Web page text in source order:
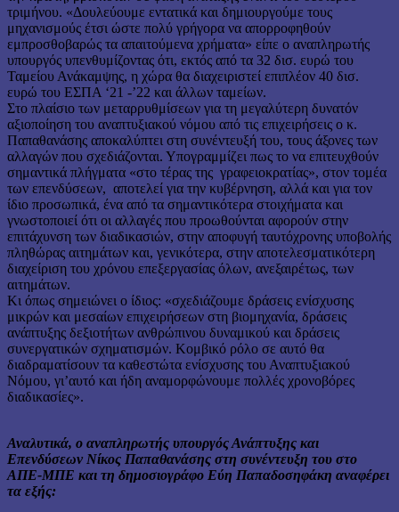
τριμήνου. «Δουλεύουμε εντατικά και δημιουργούμε τους
μηχανισμούς έτσι ώστε πολύ γρήγορα να απορροφηθούν
εμπροσθοβαρώς τα απαιτούμενα χρήματα» είπε ο αναπληρωτής
υπουργός υπενθυμίζοντας ότι, εκτός από τα 32 δισ. ευρώ του
Ταμείου Ανάκαμψης, η χώρα θα διαχειριστεί επιπλέον 40 δισ.
ευρώ του ΕΣΠΑ ‘21 -’22 και άλλων ταμείων.
Στο πλαίσιο των μεταρρυθμίσεων για τη μεγαλύτερη δυνατόν
αξιοποίηση του αναπτυξιακού νόμου από τις επιχειρήσεις ο κ.
Παπαθανάσης αποκαλύπτει στη συνέντευξή του, τους άξονες των
αλλαγών που σχεδιάζονται. Υπογραμμίζει πως το να επιτευχθούν
σημαντικά πλήγματα «στο τέρας της γραφειοκρατίας», στον τομέα
των επενδύσεων, αποτελεί για την κυβέρνηση, αλλά και για τον
ίδιο προσωπικά, ένα από τα σημαντικότερα στοιχήματα και
γνωστοποιεί ότι οι αλλαγές που προωθούνται αφορούν στην
επιτάχυνση των διαδικασιών, στην αποφυγή ταυτόχρονης υποβολής
πληθώρας αιτημάτων και, γενικότερα, στην αποτελεσματικότερη
διαχείριση του χρόνου επεξεργασίας όλων, ανεξαιρέτως, των
αιτημάτων.
Κι όπως σημειώνει ο ίδιος: «σχεδιάζουμε δράσεις ενίσχυσης
μικρών και μεσαίων επιχειρήσεων στη βιομηχανία, δράσεις
ανάπτυξης δεξιοτήτων ανθρώπινου δυναμικού και δράσεις
συνεργατικών σχηματισμών. Κομβικό ρόλο σε αυτό θα
διαδραματίσουν τα καθεστώτα ενίσχυσης του Αναπτυξιακού
Νόμου, γι’αυτό και ήδη αναμορφώνουμε πολλές χρονοβόρες
διαδικασίες».
Αναλυτικά, ο αναπληρωτής υπουργός Ανάπτυξης και
Επενδύσεων Νίκος Παπαθανάσης στη συνέντευξη του στο
ΑΠΕ-ΜΠΕ και τη δημοσιογράφο Εύη Παπαδοσηφάκη αναφέρει
τα εξής: